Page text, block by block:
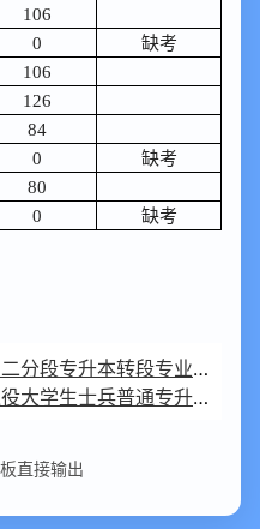
106
0
缺考
106
126
84
0
缺考
80
0 缺考
本转段专业能力考核成绩公示
通专升本招生专业综合考查成绩公示
直接输出